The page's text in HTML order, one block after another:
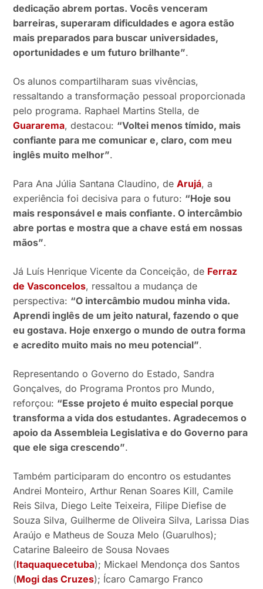
dedicação abrem portas. Vocês venceram
barreiras, superaram dificuldades e agora estão
mais preparados para buscar universidades,
oportunidades e um futuro brilhante”.
Os alunos compartilharam suas vivências,
ressaltando a transformação pessoal proporcionada
pelo programa. Raphael Martins Stella, de
Guararema, destacou: “Voltei menos tímido, mais
confiante para me comunicar e, claro, com meu
inglês muito melhor”.
Para Ana Júlia Santana Claudino, deArujá, a
experiência foi decisiva para o futuro: “Hoje sou
mais responsável e mais confiante. O intercâmbio
abre portas e mostra que a chave está em nossas
mãos”.
Já Luís Henrique Vicente da Conceição, de Ferraz
de Vasconcelos, ressaltou a mudança de
perspectiva: “O intercâmbio mudou minha vida.
Aprendi inglês de um jeito natural, fazendo o que
eu gostava. Hoje enxergo o mundo de outra forma
e acredito muito mais no meu potencial”.
Representando o Governo do Estado, Sandra
Gonçalves, do Programa Prontos pro Mundo,
reforçou: “Esse projeto é muito especial porque
transforma a vida dos estudantes. Agradecemos o
apoio da Assembleia Legislativa e do Governo para
que ele siga crescendo”.
Também participaram do encontro os estudantes
Andrei Monteiro, Arthur Renan Soares Kill, Camile
Reis Silva, Diego Leite Teixeira, Filipe Diefise de
Souza Silva, Guilherme de Oliveira Silva, Larissa Dias
Araújo e Matheus de Souza Melo (Guarulhos);
Catarine Baleeiro de Sousa Novaes
(Itaquaquecetuba); Mickael Mendonça dos Santos
(Mogi das Cruzes); Ícaro Camargo Franco